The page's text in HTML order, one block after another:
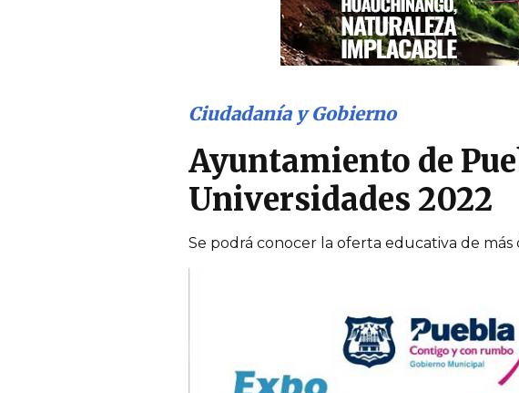
Ciudadanía y Gobierno
Ayuntamiento de
Universidades 2022
Se podrá conocer la oferta educativa de